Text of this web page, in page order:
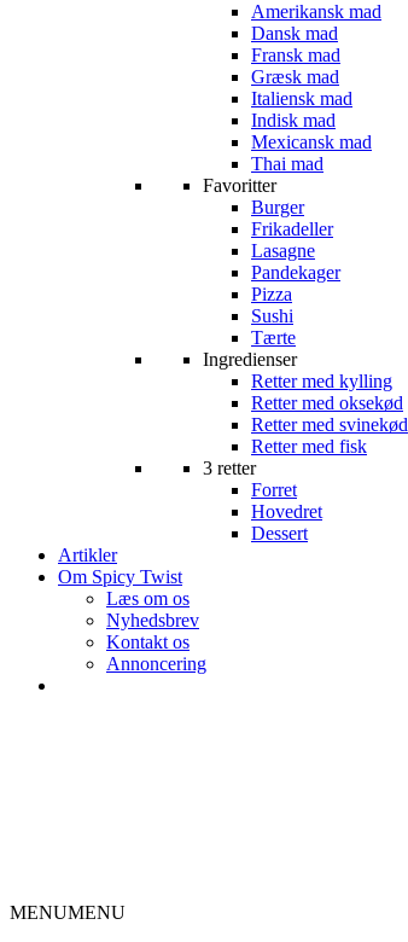
Amerikansk mad
Dansk mad
Fransk mad
Græsk mad
Italiensk mad
Indisk mad
Mexicansk mad
Thai mad
Favoritter
Burger
Frikadeller
Lasagne
Pandekager
Pizza
Sushi
Tærte
Ingredienser
Retter med kylling
Retter med oksekød
Retter med svinekød
Retter med fisk
3 retter
Forret
Hovedret
Dessert
Artikler
Om Spicy Twist
Læs om os
Nyhedsbrev
Kontakt os
Annoncering
MENUMENU